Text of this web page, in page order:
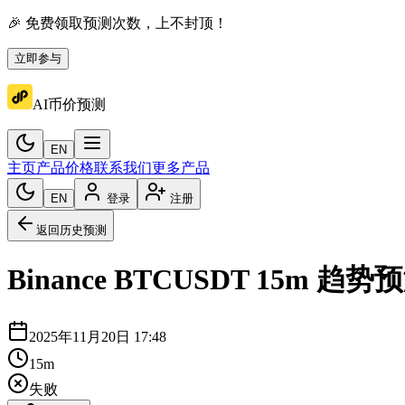
🎉 免费领取预测次数，上不封顶！
立即参与
AI币价预测
EN
主页产品价格联系我们更多产品
EN 登录 注册
返回历史预测
Binance BTCUSDT 15m 趋势
2025年11月20日 17:48
15m
失败